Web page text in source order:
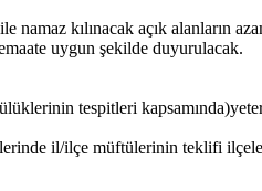
kılınacak açık alanların
uygun şekilde duyurulacak.
tespitleri
il/ilçe müftülerinin teklifi